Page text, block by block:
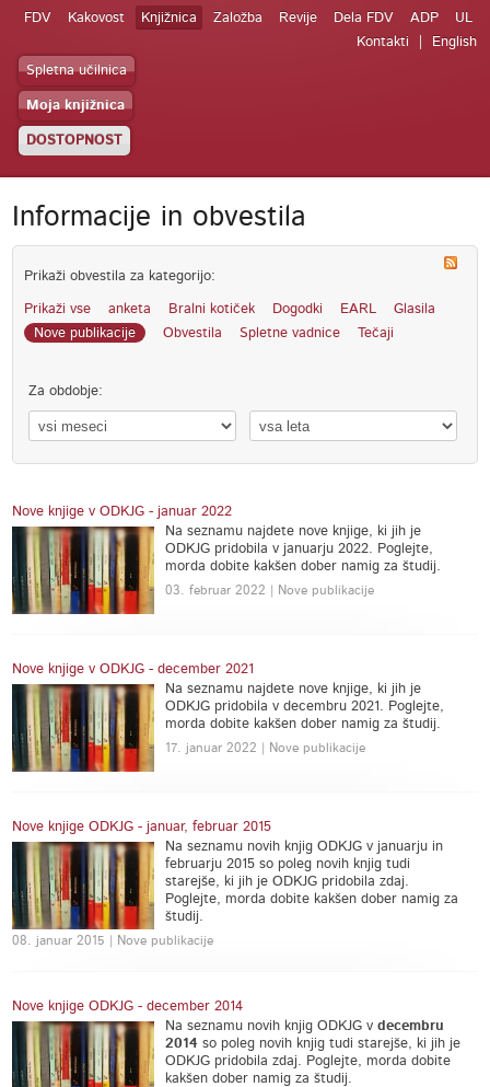
FDV Kakovost Knjižnica Založba Revije Dela FDV ADP
UL
Kontakti
English
Spletna učilnica
Moja knjižnica
DOSTOPNOST
Informacije in obvestila
Prikaži obvestila za kategorijo:
Prikaži vse anketa Bralni kotiček Dogodki EARL
Glasila
Nove publikacije
Obvestila Spletne vadnice Tečaji
Za obdobje:
Nove knjige v ODKJG - januar 2022
Na seznamu najdete nove knjige, ki jih je
ODKJG pridobila v januarju 2022. Poglejte,
morda dobite kakšen dober namig za študij.
03. februar 2022 | Nove publikacije
Nove knjige v ODKJG - december 2021
Na seznamu najdete nove knjige, ki jih je
ODKJG pridobila v decembru 2021. Poglejte,
morda dobite kakšen dober namig za študij.
17. januar 2022 | Nove publikacije
Nove knjige ODKJG - januar, februar 2015
Na seznamu novih knjig ODKJG v januarju in
februarju 2015 so poleg novih knjig tudi
starejše, ki jih je ODKJG pridobila zdaj.
Poglejte, morda dobite kakšen dober namig za
študij.
08. januar 2015 | Nove publikacije
Nove knjige ODKJG - december 2014
Na seznamu novih knjig ODKJG vdecembru
2014 so poleg novih knjig tudi starejše, ki jih je
ODKJG pridobila zdaj. Poglejte, morda dobite
kakšen dober namig za študij.